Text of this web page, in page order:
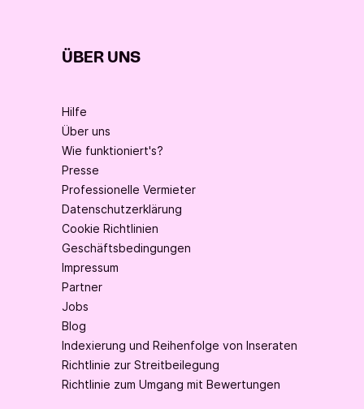
ÜBER UNS
Hilfe
Über uns
Wie funktioniert's?
Presse
Professionelle Vermieter
Datenschutzerklärung
Cookie Richtlinien
Geschäftsbedingungen
Impressum
Partner
Jobs
Blog
Indexierung und Reihenfolge von Inseraten
Richtlinie zur Streitbeilegung
Richtlinie zum Umgang mit Bewertungen